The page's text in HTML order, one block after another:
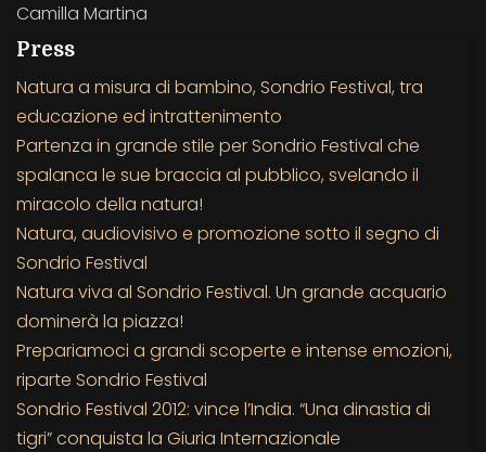
Camilla Martina
Press
Natura a misura di bambino, Sondrio Festival, tra
educazione ed intrattenimento
Partenza in grande stile per Sondrio Festival che
spalanca le sue braccia al pubblico, svelando il
miracolo della natura!
Natura, audiovisivo e promozione sotto il segno di
Sondrio Festival
Natura viva al Sondrio Festival. Un grande acquario
dominerà la piazza!
Prepariamoci a grandi scoperte e intense emozioni,
riparte Sondrio Festival
Sondrio Festival 2012: vince l’India. “Una dinastia di
tigri” conquista la Giuria Internazionale